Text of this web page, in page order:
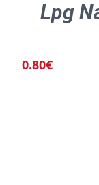
Lpg
0.80€